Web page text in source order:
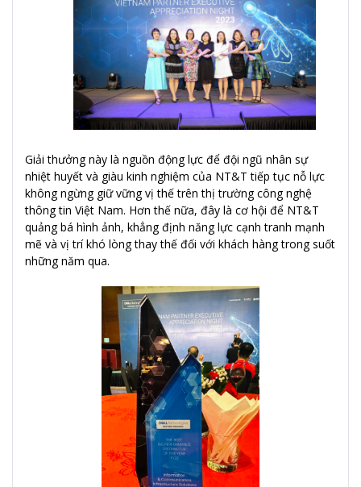
Giải thưởng này là nguồn động lực để đội ngũ nhân sự
nhiệt huyết và giàu kinh nghiệm của NT&T tiếp tục nỗ lực
không ngừng giữ vững vị thế trên thị trường công nghệ
thông tin Việt Nam. Hơn thế nữa, đây là cơ hội để NT&T
quảng bá hình ảnh, khẳng định năng lực cạnh tranh mạnh
mẽ và vị trí khó lòng thay thế đối với khách hàng trong suốt
những năm qua.